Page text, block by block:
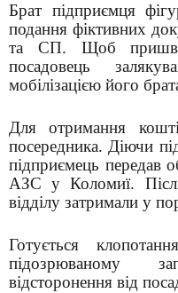
Брат підприємця
подання фіктивних
та СП. Щоб
посадовець
мобілізацією його
Для отримання
посередника. Діючи
підприємець передав
АЗС у Коломиї.
відділу затримали у
Готується
підозрюваному
відсторонення від